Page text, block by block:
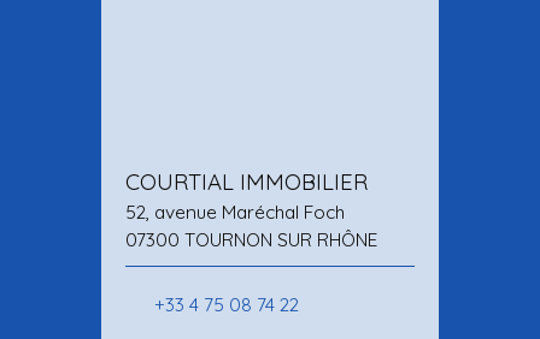
COURTIAL IMMOBILIER
52, avenue Maréchal Foch
07300 TOURNON SUR RHÔNE
+33 4 75 08 74 22